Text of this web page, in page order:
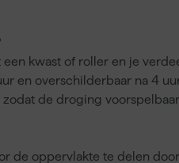
een kwast of roller en je
en overschilderbaar na 4
zodat de droging
de oppervlakte te delen